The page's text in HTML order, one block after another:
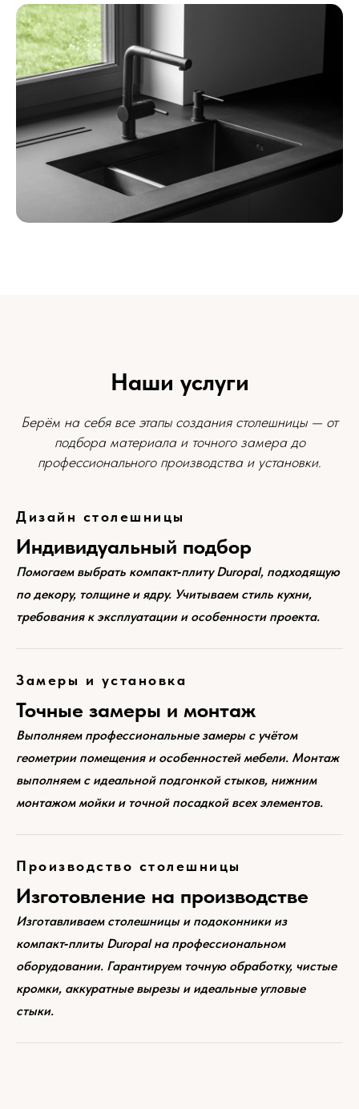
Наши услуги
Берём на себя все этапы создания столешницы — от
подбора материала и точного замера до
профессионального производства и установки.
Дизайн столешницы
Индивидуальный подбор
Помогаем выбрать компакт‑плиту Duropal, подходящую
по декору, толщине и ядру. Учитываем стиль кухни,
требования к эксплуатации и особенности проекта.
Замеры и установка
Точные замеры и монтаж
Выполняем профессиональные замеры с учётом
геометрии помещения и особенностей мебели. Монтаж
выполняем с идеальной подгонкой стыков, нижним
монтажом мойки и точной посадкой всех элементов.
Производство столешницы
Изготовление на производстве
Изготавливаем столешницы и подоконники из
компакт‑плиты Duropal на профессиональном
оборудовании. Гарантируем точную обработку, чистые
кромки, аккуратные вырезы и идеальные угловые
стыки.